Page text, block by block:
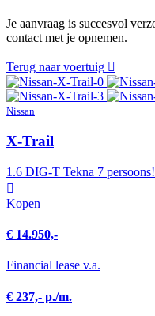
Je aanvraag is succesvol
contact met je opnemen.
Terug naar voertuig
Nissan
X-Trail
1.6 DIG-T Tekna 7 persoons!
Kopen
€ 14.950,-
Financial lease v.a.
€ 237,- p./m.